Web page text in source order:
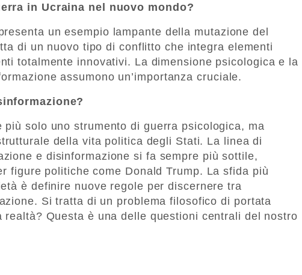
in Ucraina nel nuovo mondo?
un esempio lampante della mutazione del
di un nuovo tipo di conflitto che integra elementi
totalmente innovativi. La dimensione psicologica e la
assumono un’importanza cruciale.
più solo uno strumento di guerra psicologica, ma
della vita politica degli Stati. La linea di
e disinformazione si fa sempre più sottile,
figure politiche come Donald Trump. La sfida più
è definire nuove regole per discernere tra
Si tratta di un problema filosofico di portata
realtà? Questa è una delle questioni centrali del nostro